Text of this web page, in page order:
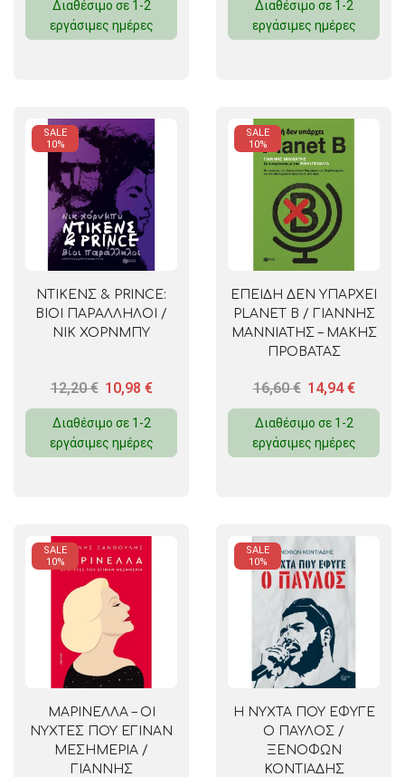
Διαθέσιμο σε 1-2
εργάσιμες ημέρες
Διαθέσιμο σε 1-2
εργάσιμες ημέρες
SALE
10%
ΝΤΙΚΕΝΣ & PRINCE:
ΒΙΟΙ ΠΑΡΑΛΛΗΛΟΙ /
ΝΙΚ ΧΟΡΝΜΠΥ
12,20€ 10,98 €
Διαθέσιμο σε 1-2
εργάσιμες ημέρες
SALE
10%
ΕΠΕΙΔΗ ΔΕΝ ΥΠΑΡΧΕΙ
PLANET B / ΓΙΑΝΝΗΣ
ΜΑΝΝΙΑΤΗΣ – ΜΑΚΗΣ
ΠΡΟΒΑΤΑΣ
16,60€ 14,94€
Διαθέσιμο σε 1-2
εργάσιμες ημέρες
SALE
10%
ΜΑΡΙΝΕΛΛΑ – ΟΙ
ΝΥΧΤΕΣ ΠΟΥ ΕΓΙΝΑΝ
ΜΕΣΗΜΕΡΙΑ /
ΓΙΑΝΝΗΣ
SALE
10%
Η ΝΥΧΤΑ ΠΟΥ ΕΦΥΓΕ
Ο ΠΑΥΛΟΣ /
ΞΕΝΟΦΩΝ
ΚΟΝΤΙΑΔΗΣ